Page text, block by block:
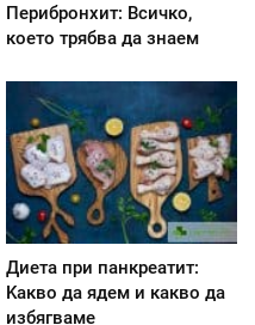
Перибронхит: Всичко,
което трябва да знаем
Диета при панкреатит:
Kакво да ядем и какво да
избягваме